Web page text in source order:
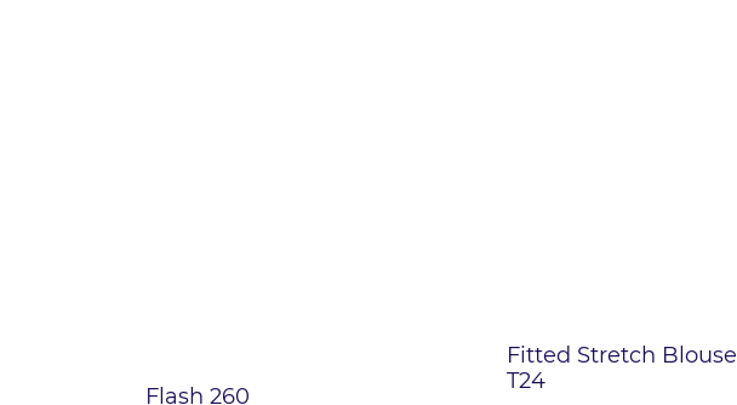
Flash 260
Fitted Stretch Blouse
T24